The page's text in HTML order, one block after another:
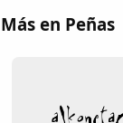
Más en Peñas